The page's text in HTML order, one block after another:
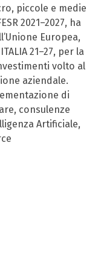
piccole e medie
2021–2027, ha
Europea,
21–27, per la
volto al
aziendale.
di
consulenze
Artificiale,